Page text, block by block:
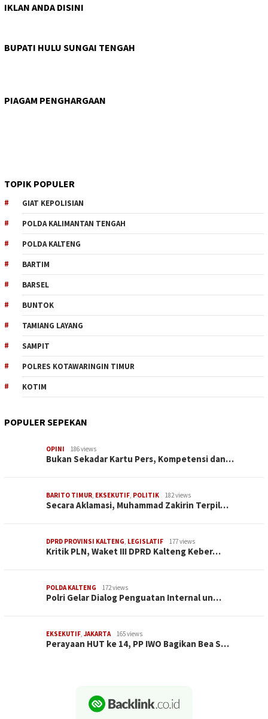
IKLAN ANDA DISINI
BUPATI HULU SUNGAI TENGAH
PIAGAM PENGHARGAAN
TOPIK POPULER
GIAT KEPOLISIAN
POLDA KALIMANTAN TENGAH
POLDA KALTENG
BARTIM
BARSEL
BUNTOK
TAMIANG LAYANG
SAMPIT
POLRES KOTAWARINGIN TIMUR
KOTIM
POPULER SEPEKAN
OPINI 186 views
Bukan Sekadar Kartu Pers, Kompetensi dan…
BARITO TIMUR EKSEKUTIF POLITIK 182 views
Secara Aklamasi, Muhammad Zakirin Terpil…
DPRD PROVINSI KALTENG LEGISLATIF 177 views
Kritik PLN, Waket III DPRD Kalteng Keber…
POLDA KALTENG 172 views
Polri Gelar Dialog Penguatan Internal un…
EKSEKUTIF JAKARTA 165 views
Perayaan HUT ke 14, PP IWO Bagikan Bea S…